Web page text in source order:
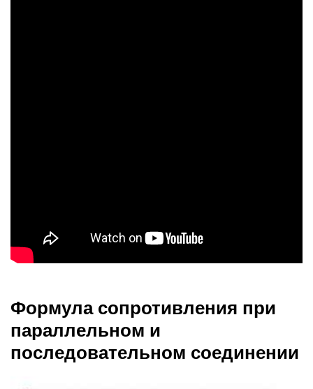
Формула сопротивления при
параллельном и
последовательном соединении